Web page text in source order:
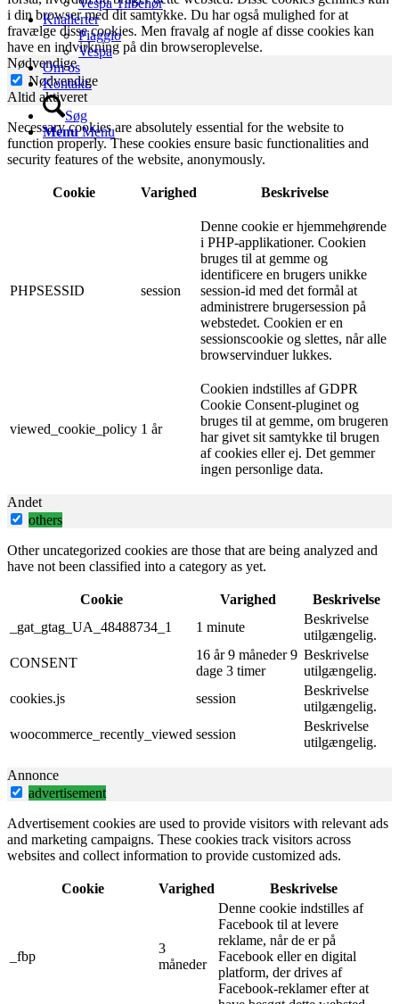
Vespa Tilbehør
Knallerter
Piaggio
Vespa
Om os
Kontakt.
Søg
Menu Menu
i din browser med dit samtykke. Du har også mulighed for at
fravælge disse cookies. Men fravalg af nogle af disse cookies kan
have en indvirkning på din browseroplevelse.
Nødvendige
Nødvendige
Altid aktiveret
Necessary cookies are absolutely essential for the website to
function properly. These cookies ensure basic functionalities and
security features of the website, anonymously.
Cookie Varighed Beskrivelse
PHPSESSID session
Denne cookie er hjemmehørende
i PHP-applikationer. Cookien
bruges til at gemme og
identificere en brugers unikke
session-id med det formål at
administrere brugersession på
webstedet. Cookien er en
sessionscookie og slettes, når alle
browservinduer lukkes.
viewed_cookie_policy 1 år
Cookien indstilles af GDPR
Cookie Consent-pluginet og
bruges til at gemme, om brugeren
har givet sit samtykke til brugen
af ​​cookies eller ej. Det gemmer
ingen personlige data.
Andet
others
Other uncategorized cookies are those that are being analyzed and
have not been classified into a category as yet.
Cookie Varighed
Beskrivelse
_gat_gtag_UA_48488734_1
1 minute
Beskrivelse
utilgængelig.
CONSENT
16 år 9 måneder 9
dage 3 timer
Beskrivelse
utilgængelig.
cookies.js
session
Beskrivelse
utilgængelig.
woocommerce_recently_viewed session
Beskrivelse
utilgængelig.
Annonce
advertisement
Advertisement cookies are used to provide visitors with relevant ads
and marketing campaigns. These cookies track visitors across
websites and collect information to provide customized ads.
Cookie Varighed Beskrivelse
_fbp
3
måneder
Denne cookie indstilles af
Facebook til at levere
reklame, når de er på
Facebook eller en digital
platform, der drives af
Facebook-reklamer efter at